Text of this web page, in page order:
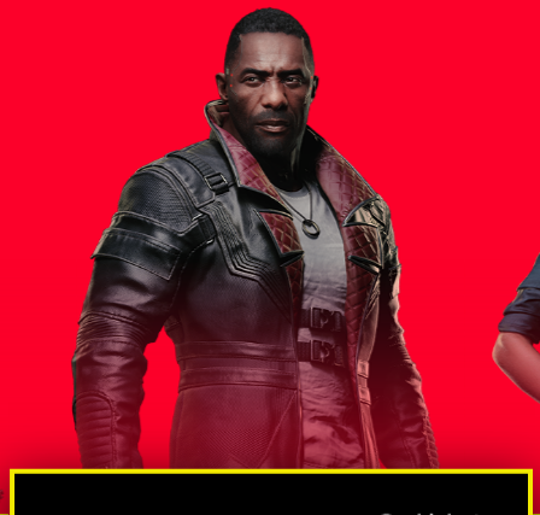
대통령
방대한 규모의 스파이 및 넷러너망
솔로몬 리
도그타운